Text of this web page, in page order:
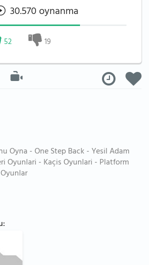
30.570 oynanma
52 19
Oyna - One Step Back - Yesil Adam
Oyunlari - Kaçis Oyunlari - Platform